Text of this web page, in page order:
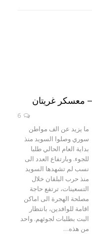
معسكر غريتان
ما يزيد عن الف مواطن
سوري وصلوا السويد منذ
بداية العام الحالي طلبا
للجوء. وبارتفاع العدد الى
نسب لم تشهدها السويد
منذ حرب البلقان خلال
التسعينات، ترتفع حاجة
مصلحة الهجرة الى اماكن
اقامة للوافدين، بانتظار
البت بطلبات لجوئهم. واحد
من هذه…